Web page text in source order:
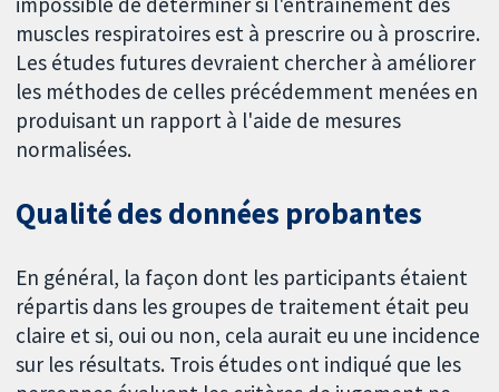
muscles respiratoires est à prescrire ou à proscrire.
Les études futures devraient chercher à améliorer
les méthodes de celles précédemment menées en
produisant un rapport à l'aide de mesures
normalisées.
Qualité des données probantes
En général, la façon dont les participants étaient
répartis dans les groupes de traitement était peu
claire et si, oui ou non, cela aurait eu une incidence
sur les résultats. Trois études ont indiqué que les